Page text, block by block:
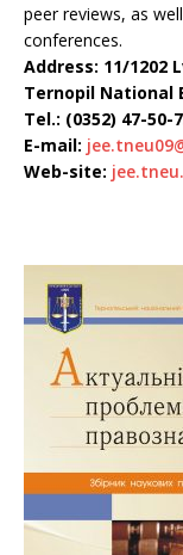
peer reviews, as
conferences.
Address: 11/1202
Ternopil National
Теl.: (0352) 47-50-
E-mail:
Web-site: